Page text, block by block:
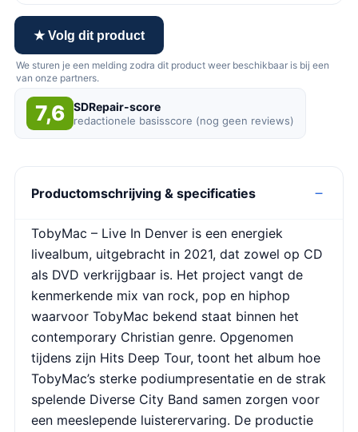
★ Volg dit product
We sturen je een melding zodra dit product weer beschikbaar is bij een
van onze partners.
7,6 SDRepair-score
redactionele basisscore (nog geen reviews)
Productomschrijving & specificaties
TobyMac – Live In Denver is een energiek
livealbum, uitgebracht in 2021, dat zowel op CD
als DVD verkrijgbaar is. Het project vangt de
kenmerkende mix van rock, pop en hiphop
waarvoor TobyMac bekend staat binnen het
contemporary Christian genre. Opgenomen
tijdens zijn Hits Deep Tour, toont het album hoe
TobyMac’s sterke podiumpresentatie en de strak
spelende Diverse City Band samen zorgen voor
een meeslepende luisterervaring. De productie